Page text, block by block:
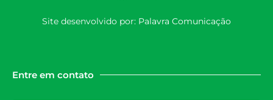
Site desenvolvido por: Palavra Comunicação
Entre em contato